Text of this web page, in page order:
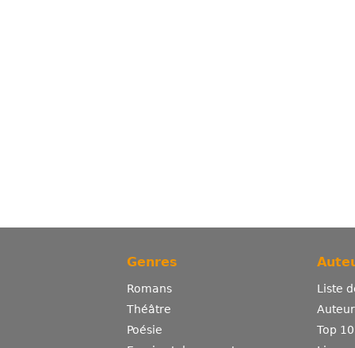
Genres
Romans
Théâtre
Poésie
Liste
Top